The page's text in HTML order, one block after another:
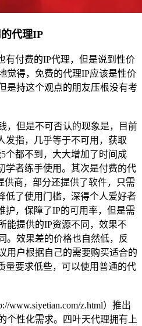
代理IP
付费的IP代理，但是说到性价
觉得，免费的代理IP应该是性价
是持这个观点的朋友压根没有考
但是不可否认的现象是，目前
发指，几乎等于不可用，获取
个都不到，大大增加了时间成
学者练手使用。其次是付费的代
供商，部分还提供了软件，只需
低了使用门槛，深得个人爱好者
护，保障了IP的可用率，但是需
能提供的IP资源不同，效果不
。效果差的价格也自然低，反
用户根据自己的需要购买适合的
量要求低些，可以使用普通的代
z.html）推出
个性化需求。四叶天代理拥有上